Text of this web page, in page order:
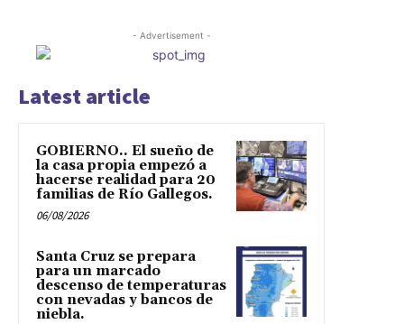
- Advertisement -
Latest article
GOBIERNO.. El sueño de
la casa propia empezó a
hacerse realidad para 20
familias de Río Gallegos.
06/08/2026
Santa Cruz se prepara
para un marcado
descenso de temperaturas
con nevadas y bancos de
niebla.